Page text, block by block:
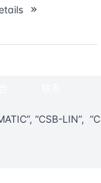
不允许
用和时
“CSB-LIN”,